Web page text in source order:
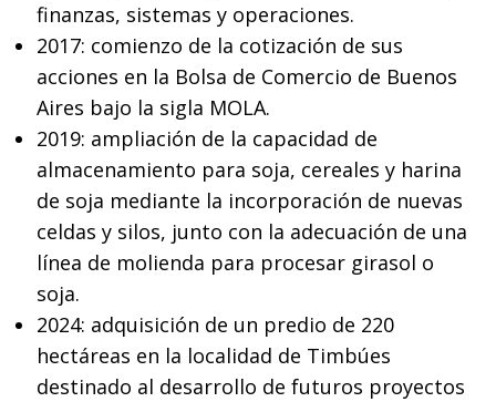
finanzas, sistemas y operaciones.
2017: comienzo de la cotización de sus
acciones en la Bolsa de Comercio de Buenos
Aires bajo la sigla MOLA.
2019: ampliación de la capacidad de
almacenamiento para soja, cereales y harina
de soja mediante la incorporación de nuevas
celdas y silos, junto con la adecuación de una
línea de molienda para procesar girasol o
soja.
2024: adquisición de un predio de 220
hectáreas en la localidad de Timbúes
destinado al desarrollo de futuros proyectos